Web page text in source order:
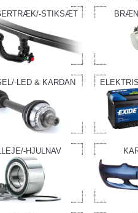
STIKSÆT
LED & KARDAN
HJULNAV